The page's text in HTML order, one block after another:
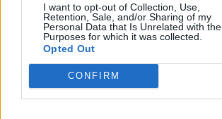
I want to opt-out of Collection, Use,
Retention, Sale, and/or Sharing of my
Personal Data that Is Unrelated with the
Purposes for which it was collected.
Opted Out
CONFIRM